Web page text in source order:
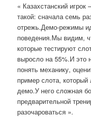
« Казахстанский
такой: сначала семь
отрежь.Демо-режимы
поведения.Мы видим,
которые тестируют
выросло на 55%.И это
понять механику,
пример слота,
демо.У него сложная
предварительной
разочароваться ».